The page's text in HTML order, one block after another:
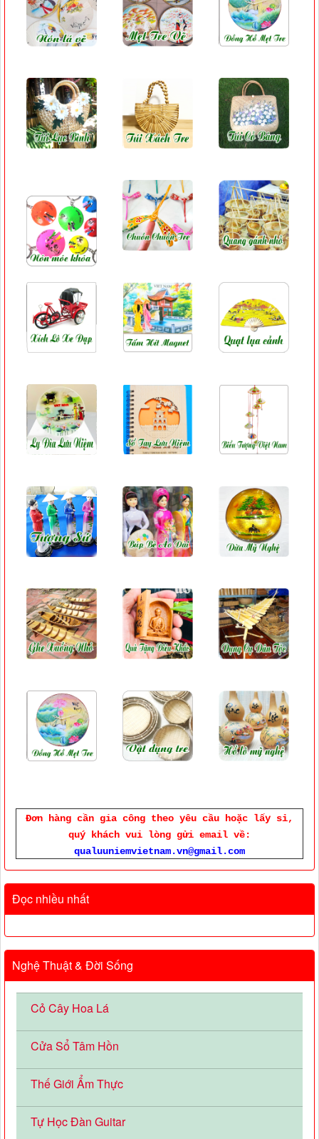
Đơn hàng cần gia công theo yêu cầu hoặc lấy sỉ,
quý khách vui lòng gửi email về:
qualuuniemvietnam.vn@gmail.com
Đọc nhiều nhất
Nghệ Thuật & Đời Sống
Cỏ Cây Hoa Lá
Cửa Sổ Tâm Hồn
Thế Giới Ẩm Thực
Tự Học Đàn Guitar